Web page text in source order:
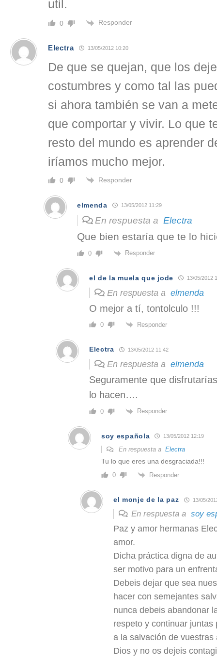
util.
0 Responder
Electra 13/05/2012 10:20
De que se quejan, que los
costumbres y como tal las
si ahora también se van a
que comportar y vivir. Lo que
resto del mundo es aprender
iríamos mucho mejor.
0 Responder
elmenda 13/05/2012 11:29
En respuesta a Electra
Que bien estaría que te lo
0 Responder
el de la muela que jode 13/05/2012
En respuesta a elmenda
O mejor a tí, tontolculo !!!
0 Responder
Electra 13/05/2012 11:42
En respuesta a elmenda
Seguramente que
lo hacen….
0 Responder
soy española 13/05/2012 12:19
En respuesta a Electra
Tu lo que eres una desgraciada!!!
0 Responder
el monje de la paz 13/05/
En respuesta a soy
Paz y amor hermanas
amor.
Dicha práctica digna de
ser motivo para un
Debeis dejar que sea
hacer con semejantes
nunca debeis abandonar
respeto y continuar
a la salvación de
Dios y no os dejeis